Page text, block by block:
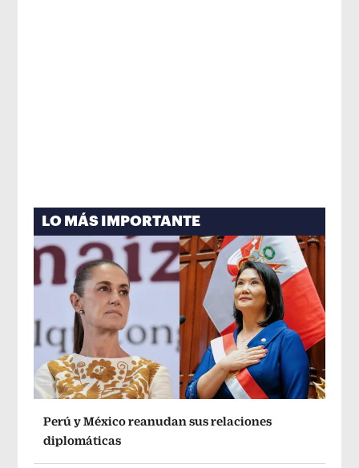
LO MÁS IMPORTANTE
Perú y México reanudan sus relaciones
diplomáticas